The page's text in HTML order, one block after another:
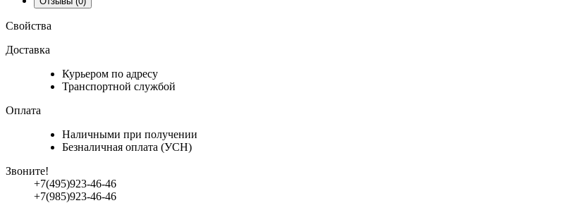
Свойства
Доставка
Курьером по адресу
Транспортной службой
Оплата
Наличными при получении
Безналичная оплата (УСН)
Звоните!
+7(495)923-46-46
+7(985)923-46-46